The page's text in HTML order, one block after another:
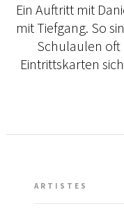
Ein Auftritt mit
mit Tiefgang. So
Schulaulen oft
Eintrittskarten
ARTISTES